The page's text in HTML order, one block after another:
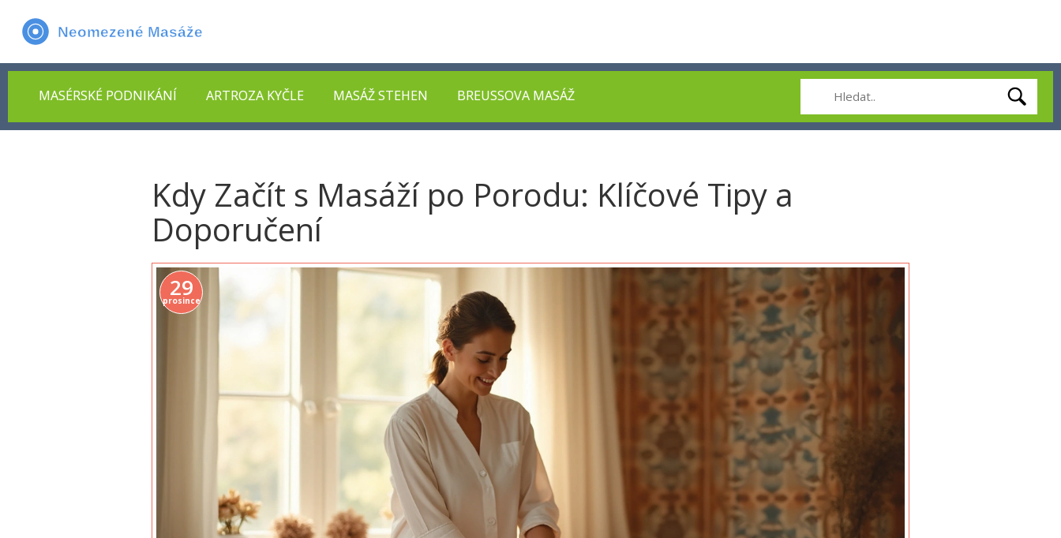
MASÉRSKÉ PODNIKÁNÍ ARTROZA KYČLE MASÁŽ STEHEN BREUSSOVA MASÁŽ
Kdy Začít s Masáží po Porodu: Klíčové Tipy a
Doporučení
29
prosince